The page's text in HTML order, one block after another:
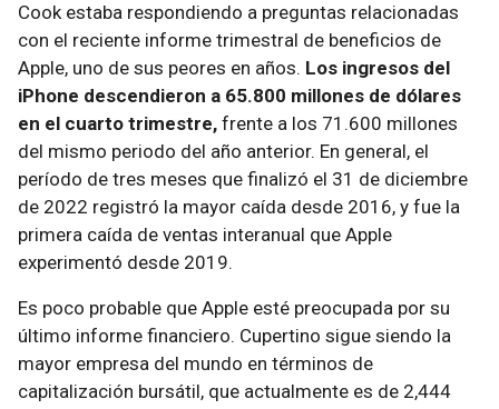
Cook estaba respondiendo a preguntas relacionadas
con el reciente informe trimestral de beneficios de
Apple, uno de sus peores en años. Los ingresos del
iPhone descendieron a 65.800 millones de dólares
en el cuarto trimestre, frente a los 71.600 millones
del mismo periodo del año anterior. En general, el
período de tres meses que finalizó el 31 de diciembre
de 2022 registró la mayor caída desde 2016, y fue la
primera caída de ventas interanual que Apple
experimentó desde 2019.
Es poco probable que Apple esté preocupada por su
último informe financiero. Cupertino sigue siendo la
mayor empresa del mundo en términos de
capitalización bursátil, que actualmente es de 2,444